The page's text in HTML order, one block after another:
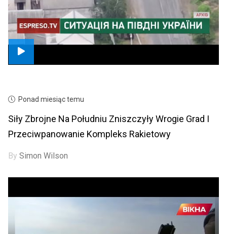
Ponad miesiąc temu
Siły Zbrojne Na Południu Zniszczyły Wrogie Grad I
Przeciwpanowanie Kompleks Rakietowy
BySimon Wilson